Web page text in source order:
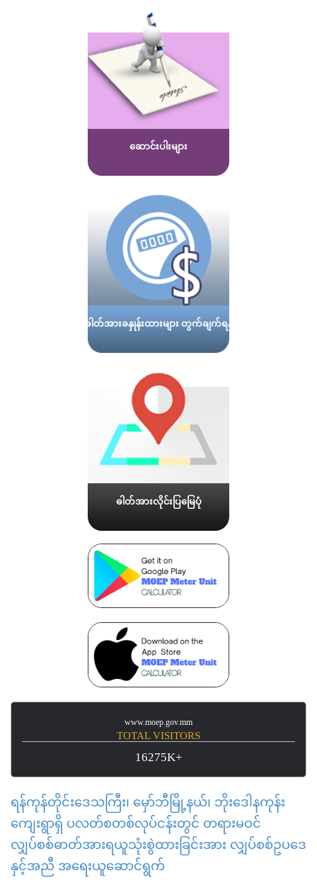
ဆောင်းပါးများ
ဓါတ်အားခနှုန်းထားများ တွက်ချက်ရန်
ဓါတ်အားလိုင်းပြမြေပုံ
www.moep.gov.mm
TOTAL VISITORS
16275K+
ရန်ကုန်တိုင်းဒေသကြီး၊ မှော်ဘီမြို့နယ်၊ ဘိုးဒေါနကုန်း
ကျေးရွာရှိ ပလတ်စတစ်လုပ်ငန်းတွင် တရားမဝင်
လျှပ်စစ်ဓာတ်အားရယူသုံးစွဲထားခြင်းအား လျှပ်စစ်ဥပဒေ
နှင့်အညီ အရေးယူဆောင်ရွက်